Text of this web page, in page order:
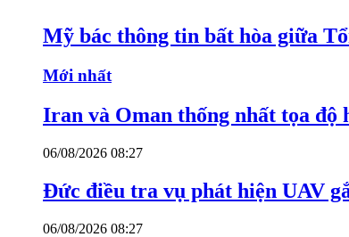
Mỹ bác thông tin bất hòa giữa
Mới nhất
Iran và Oman thống nhất tọa độ
06/08/2026 08:27
Đức điều tra vụ phát hiện UAV
06/08/2026 08:27